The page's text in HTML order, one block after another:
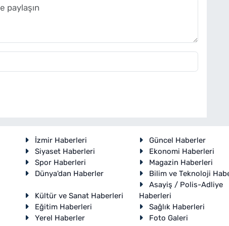
İzmir Haberleri
Güncel Haberler
Siyaset Haberleri
Ekonomi Haberleri
Spor Haberleri
Magazin Haberleri
Dünya'dan Haberler
Bilim ve Teknoloji
Kültür ve Sanat Haberleri
Asayiş / Polis-Adliye
Haberleri
Eğitim Haberleri
Sağlık Haberleri
Yerel Haberler
Foto Galeri